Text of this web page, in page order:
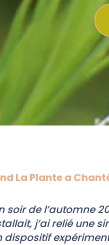
La Plante a
soir de l’automne
j’ai relié une
dispositif